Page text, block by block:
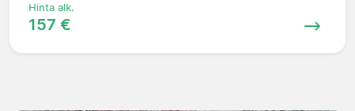
Hinta alk.
157 €